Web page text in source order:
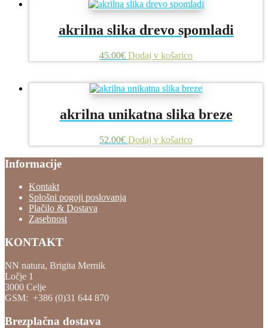
akrilna slika drevo spomladi
45.00€ Dodaj v košarico
akrilna unikatna slika breze
52.00€ Dodaj v košarico
Informacije
Kontakt
Splošni pogoji poslovanja
Plačilo & Dostava
Zasebnost
KONTAKT
NN natura, Brigita Mernik
Ločje 1
3000 Celje
GSM: +386 (0)31 644 870
Brezplačna dostava